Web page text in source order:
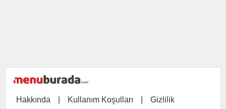
Hakkında Kullanım Koşulları Gizlilik